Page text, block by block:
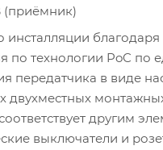
(приёмник)
инсталляции
по технологии PoC по
передатчика в виде
двухместных
другим
выключатели и